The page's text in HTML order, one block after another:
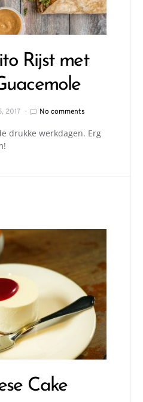
Rijst met
2017 No comments
drukke werkdagen. Erg
Cake